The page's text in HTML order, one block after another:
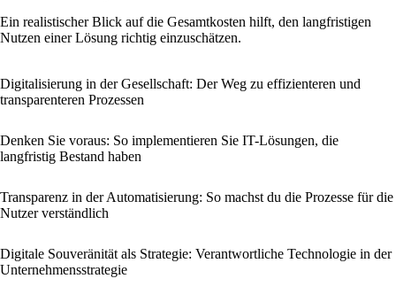
Ein realistischer Blick auf die Gesamtkosten hilft, den langfristigen
Nutzen einer Lösung richtig einzuschätzen.
Digitalisierung in der Gesellschaft: Der Weg zu effizienteren und
transparenteren Prozessen
Denken Sie voraus: So implementieren Sie IT-Lösungen, die
langfristig Bestand haben
Transparenz in der Automatisierung: So machst du die Prozesse für die
Nutzer verständlich
Digitale Souveränität als Strategie: Verantwortliche Technologie in der
Unternehmensstrategie